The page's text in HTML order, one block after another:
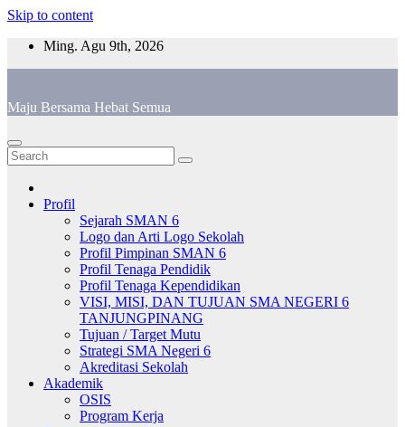
Skip to content
Ming. Agu 9th, 2026
Maju Bersama Hebat Semua
Profil
Sejarah SMAN 6
Logo dan Arti Logo Sekolah
Profil Pimpinan SMAN 6
Profil Tenaga Pendidik
Profil Tenaga Kependidikan
VISI, MISI, DAN TUJUAN SMA NEGERI 6
TANJUNGPINANG
Tujuan / Target Mutu
Strategi SMA Negeri 6
Akreditasi Sekolah
Akademik
OSIS
Program Kerja